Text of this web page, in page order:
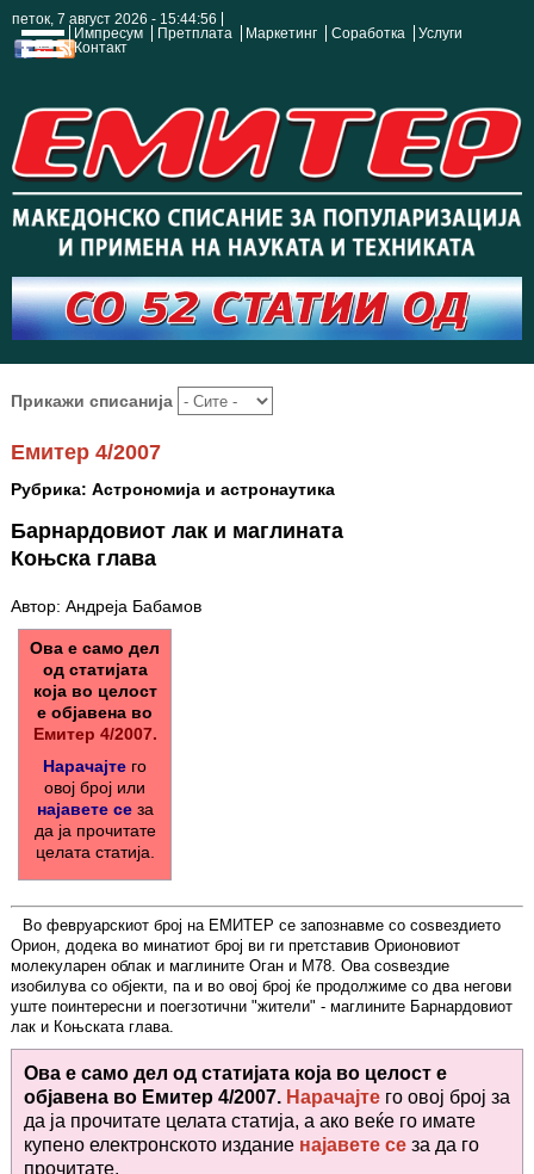
петок, 7 август 2026 - 15:44:57
Импресум
Претплата Маркетинг Соработка
Услуги
Контакт
Прикажи списанија
Емитер 4/2007
Рубрика: Астрономија и астронаутика
Барнардовиот лак и маглината
Коњска глава
Автор: Андреја Бабамов
Ова е само дел
од статијата
која во целост
е објавена во
Емитер 4/2007.
Нарачајте го
овој број или
најавете сеза
да ја прочитате
целата статија.
Во февруарскиот број на ЕМИТЕР се запознавме со соѕвездието
Орион, додека во минатиот број ви ги претставив Орионовиот
молекуларен облак и маглините Оган и M78. Ова соѕвездие
изобилува со објекти, па и во овој број ќе продолжиме со два негови
уште поинтересни и поегзотични "жители" - маглините Барнардовиот
лак и Коњската глава.
Ова е само дел од статијата која во целост е
објавена во Емитер 4/2007. Нарачајте го овој број за
да ја прочитате целата статија, а ако веќе го имате
купено електронското издание најавете се за да го
прочитате.